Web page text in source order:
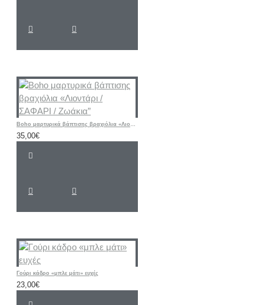
Boho μαρτυρικά βάπτισης βραχιόλια «Λιοντάρι / ΣΑΦΑΡΙ / Ζωάκια”
35,00€
Γούρι κάδρο «μπλε μάτι» ευχές
23,00€